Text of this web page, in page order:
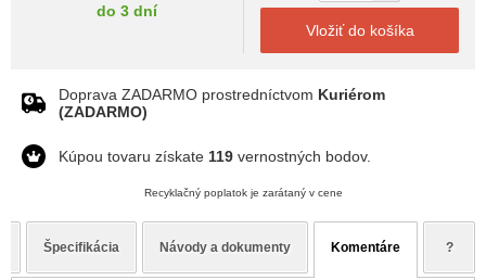
do 3 dní
Vložiť do košíka
Doprava ZADARMO prostredníctvom Kuriérom
(ZADARMO)
Kúpou tovaru získate 119 vernostných bodov.
Recyklačný poplatok je zarátaný v cene
Špecifikácia Návody a dokumenty Komentáre ?